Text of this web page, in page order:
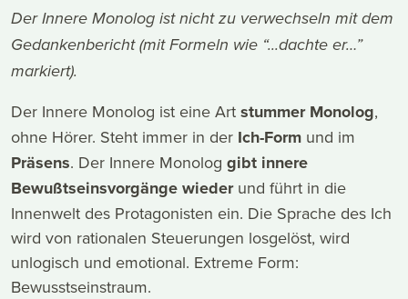
Der Innere Monolog ist nicht zu verwechseln mit dem
Gedankenbericht (mit Formeln wie “...dachte er…”
markiert).
Der Innere Monolog ist eine Art stummer Monolog,
ohne Hörer. Steht immer in der Ich-Form und im
Präsens. Der Innere Monolog gibt innere
Bewußtseinsvorgänge wiederund führt in die
Innenwelt des Protagonisten ein. Die Sprache des Ich
wird von rationalen Steuerungen losgelöst, wird
unlogisch und emotional. Extreme Form:
Bewusstseinstraum.